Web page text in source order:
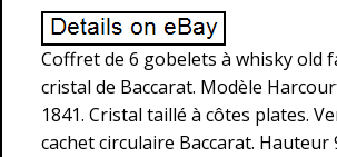
Coffret de 6 gobelets à whisky old
cristal de Baccarat. Modèle
1841. Cristal taillé à côtes plates.
cachet circulaire Baccarat. Hauteur